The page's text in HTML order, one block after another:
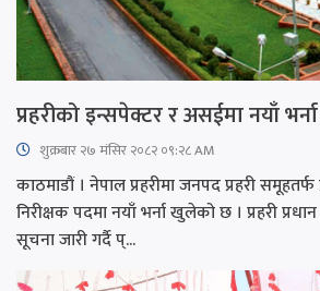
प्रहरीको इन्सपेक्टर र असईमा नयाँ
शुक्रबार​ २७ मंसिर २०८२ ०९:२८ AM
काठमाडौं । नेपाल प्रहरीमा जनपद प्रहरी
निरीक्षक पदमा नयाँ भर्ना खुलेको छ । प्रहरी
सूचना जारी गर्दै प्...